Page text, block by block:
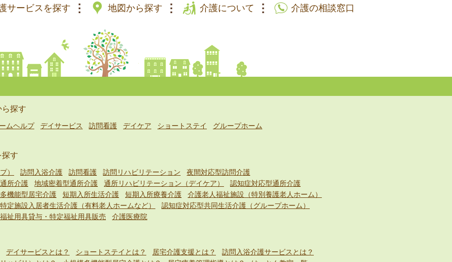
サービスを探す 地図から探す 介護について 介護の相談窓口
探す
ムヘルプ デイサービス 訪問看護 デイケア ショートステイ グループホーム
す
） 訪問入浴介護 訪問看護 訪問リハビリテーション
夜間対応型訪問介護
通所介護
地域密着型通所介護 通所リハビリテーション（デイケア）
認知症対応型通所介護
機能型居宅介護
短期入所生活介護 短期入所療養介護
介護老人福祉施設（特別養護老人ホーム）
特定施設入居者生活介護（有料老人ホームなど）
認知症対応型共同生活介護（グループホーム）
福祉用具貸与・特定福祉用具販売
介護医療院
デイサービスとは？ ショートステイとは？ 居宅介護支援とは？
訪問入浴介護サービスとは？